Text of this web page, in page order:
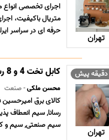
تهران
اجرای تخصصی انواع
متریال باکیفیت،
حرفه ای در سراسر
تهران
کابل تخت 4 و 8 رشته
محسن ملکی- صنعت
کالای برق
رسانا, سیم انعطاف
سیم صنعتی, سیم و